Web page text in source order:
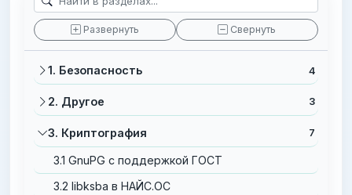
Развернуть Свернуть
1. Безопасность 4
2. Другое 3
3. Криптография 7
3.1 GnuPG с поддержкой ГОСТ
3.2 libksba в НАЙС.ОС